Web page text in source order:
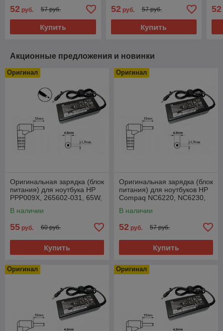
1650-02H, 90W, штекер
4.8x1.7мм
52 руб. 57 руб.
Купить
1650-02H, 90W, штекер
4.8x1.7мм
52руб. 57 руб.
Купить
52
Акционные предложения и новинки
Оригинал
Оригинальная зарядка (блок
питания) для ноутбука HP
PPP009X, 265602-031, 65W,
мм
В наличии
55 руб. 60 руб.
Купить
Оригинал
Оригинальная зарядка (блок
питания) для ноутбуков HP
Compaq NC6220, NC6230,
4.8x1.7мм
В наличии
52 руб. 57 руб.
Купить
Оригинал Оригинал